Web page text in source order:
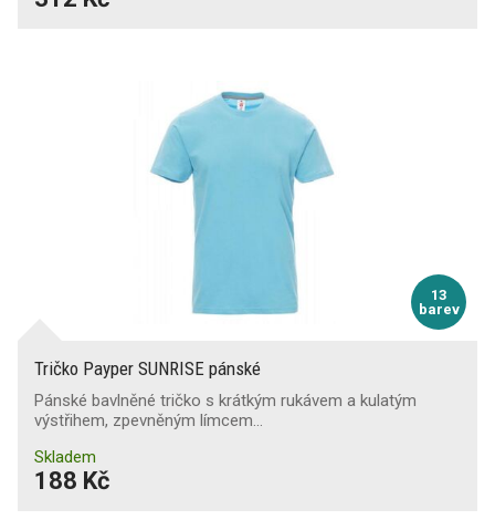
13
barev
Tričko Payper SUNRISE pánské
Pánské bavlněné tričko s krátkým rukávem a kulatým
výstřihem, zpevněným límcem…
Skladem
188 Kč